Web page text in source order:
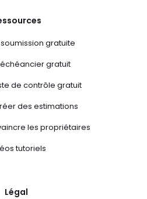
gratuite
gratuit
de contrôle gratuit
des estimations
les propriétaires
tutoriels
Légal